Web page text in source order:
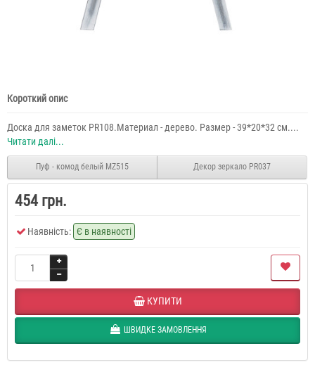
Короткий опис
Доска для заметок PR108.Материал - дерево. Размер - 39*20*32 см....
Читати далі...
Пуф - комод белый MZ515 Декор зеркало PR037
454 грн.
Наявність: Є в наявності
КУПИТИ
ШВИДКЕ ЗАМОВЛЕННЯ